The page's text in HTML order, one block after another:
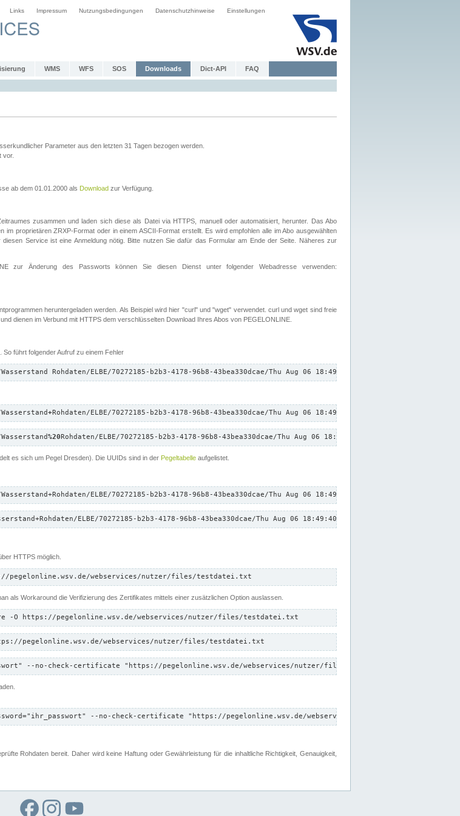
Links Impressum Nutzungsbedingungen Datenschutzhinweise Einstellungen
WMS WFS SOS Downloads Dict-API FAQ
Parameter aus den letzten 31 Tagen bezogen werden.
vor.
ab dem 01.01.2000 als Download zur Verfügung.
zusammen und laden sich diese als Datei via HTTPS, manuell oder automatisiert, herunter. Das Abo
proprietären ZRXP-Format oder in einem ASCII-Format erstellt. Es wird empfohlen alle im Abo ausgewählten
Service ist eine Anmeldung nötig. Bitte nutzen Sie dafür das Formular am Ende der Seite. Näheres zur
zur Änderung des Passworts können Sie diesen Dienst unter folgender Webadresse verwenden:
heruntergeladen werden. Als Beispiel wird hier "curl" und "wget" verwendet. curl und wget sind freie
dienen im Verbund mit HTTPS dem verschlüsselten Download Ihres Abos von PEGELONLINE.
führt folgender Aufruf zu einem Fehler
Rohdaten/ELBE/70272185-b2b3-4178-96b8-43bea330dcae/Thu Aug 06 18:49:40 CEST 2026/down.txt"
+Rohdaten/ELBE/70272185-b2b3-4178-96b8-43bea330dcae/Thu Aug 06 18:49:40 CEST 2026/down.txt"
%20Rohdaten/ELBE/70272185-b2b3-4178-96b8-43bea330dcae/Thu Aug 06 18:49:40 CEST 2026/down.txt"
es sich um Pegel Dresden). Die UUIDs sind in der Pegeltabelle aufgelistet.
ELBE/70272185-b2b3-4178-96b8-43bea330dcae/Thu Aug 06 18:49:40 CEST 2026/down.txt"
ELBE/70272185-b2b3-4178-96b8-43bea330dcae/Thu Aug 06 18:49:40 CEST 2026/down.txt"
HTTPS möglich.
webservices/nutzer/files/testdatei.txt
als Workaround die Verifizierung des Zertifikates mittels einer zusätzlichen Option auslassen.
O https://pegelonline.wsv.de/webservices/nutzer/files/testdatei.txt
pegelonline.wsv.de/webservices/nutzer/files/testdatei.txt
--no-check-certificate "https://pegelonline.wsv.de/webservices/nutzer/files/testdatei.txt"
--no-check-certificate "https://pegelonline.wsv.de/webservices/nutzer/files"
Rohdaten bereit. Daher wird keine Haftung oder Gewährleistung für die inhaltliche Richtigkeit, Genauigkeit,